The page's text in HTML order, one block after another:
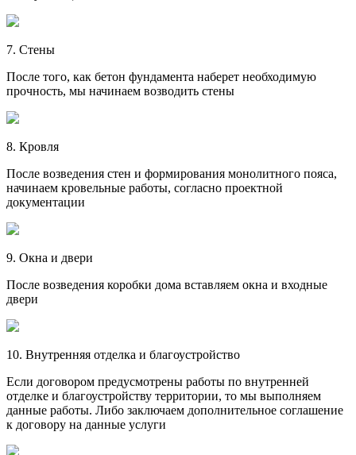
7. Стены
После того, как бетон фундамента наберет необходимую
прочность, мы начинаем возводить стены
8. Кровля
После возведения стен и формирования монолитного пояса,
начинаем кровельные работы, согласно проектной
документации
9. Окна и двери
После возведения коробки дома вставляем окна и входные
двери
10. Внутренняя отделка и благоустройство
Если договором предусмотрены работы по внутренней
отделке и благоустройству территории, то мы выполняем
данные работы. Либо заключаем дополнительное соглашение
к договору на данные услуги